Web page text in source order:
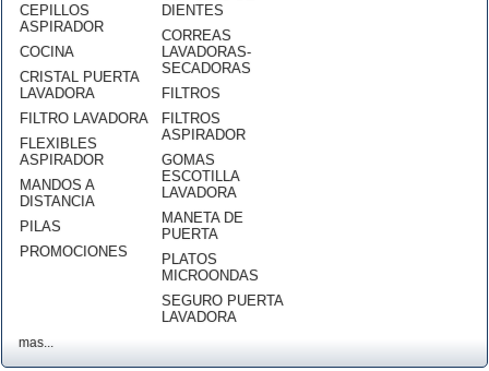
CEPILLOS
ASPIRADOR
COCINA
CRISTAL PUERTA
LAVADORA
FILTRO LAVADORA
FLEXIBLES
ASPIRADOR
MANDOS A
DISTANCIA
PILAS
PROMOCIONES
DIENTES
CORREAS
LAVADORAS-
SECADORAS
FILTROS
FILTROS
ASPIRADOR
GOMAS
ESCOTILLA
LAVADORA
MANETA DE
PUERTA
PLATOS
MICROONDAS
SEGURO PUERTA
LAVADORA
mas...